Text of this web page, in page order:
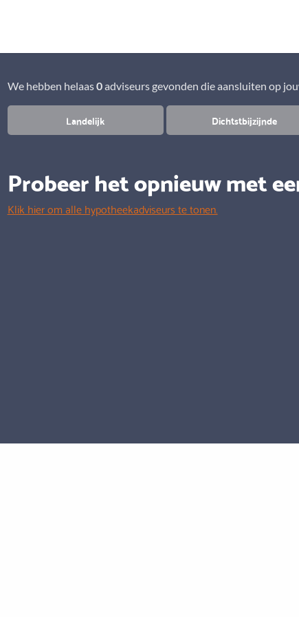
We hebben helaas0adviseurs gevonden die aansluiten op
Landelijk Dichtstbijzijnde
Probeer het opnieuw met
Klik hier om alle hypotheekadviseurs te tonen.